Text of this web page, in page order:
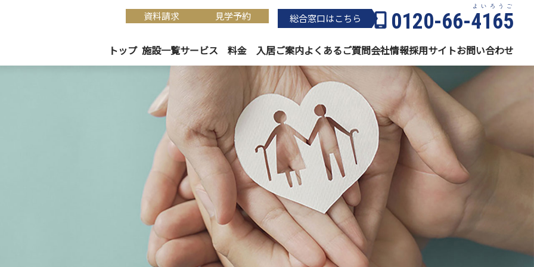
資料請求 見学予約 総合窓⼝はこちら 0120-66-4165
よいろうご
トップ 施設一覧サービス 料金 入居ご案内よくあるご質問会社情報採用サイトお問い合わせ